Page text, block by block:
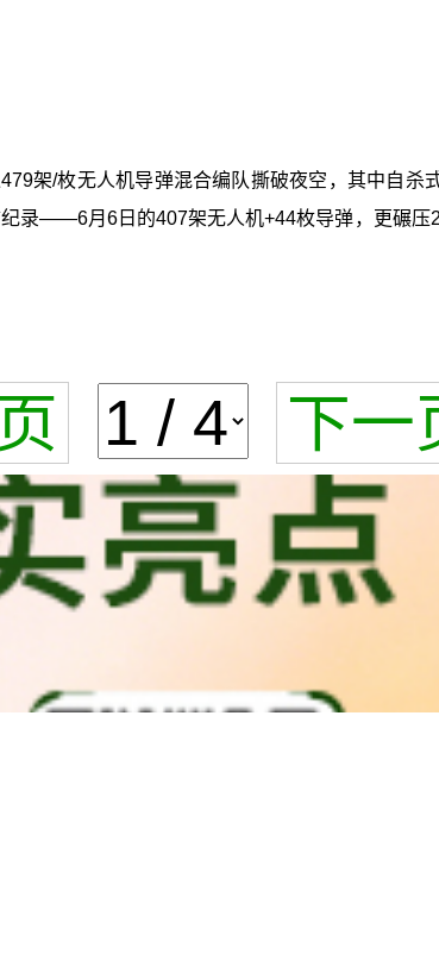
架/枚无人机导弹混合编队撕破夜空，其中自杀
录——6月6日的407架无人机+44枚导弹，更碾
下一